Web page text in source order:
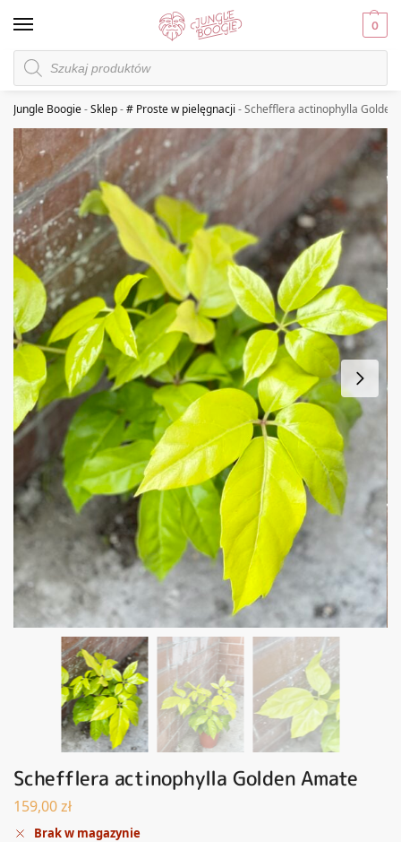
0
Jungle Boogie-Sklep-# Proste w pielęgnacji -Schefflera actinophylla Golden
Schefflera actinophylla Golden Amate
159,00zł
Brak w magazynie